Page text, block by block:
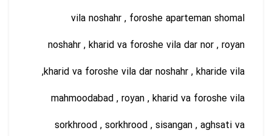
vila noshahr , foroshe aparteman shomal
noshahr , kharid va foroshe vila dar nor , royan
,kharid va foroshe vila dar noshahr , kharide vila
mahmoodabad , royan , kharid va foroshe vila
sorkhrood , sorkhrood , sisangan , aghsati va